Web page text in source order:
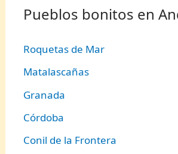
Pueblos bonitos en
Roquetas de Mar
Matalascañas
Granada
Córdoba
Conil de la Frontera